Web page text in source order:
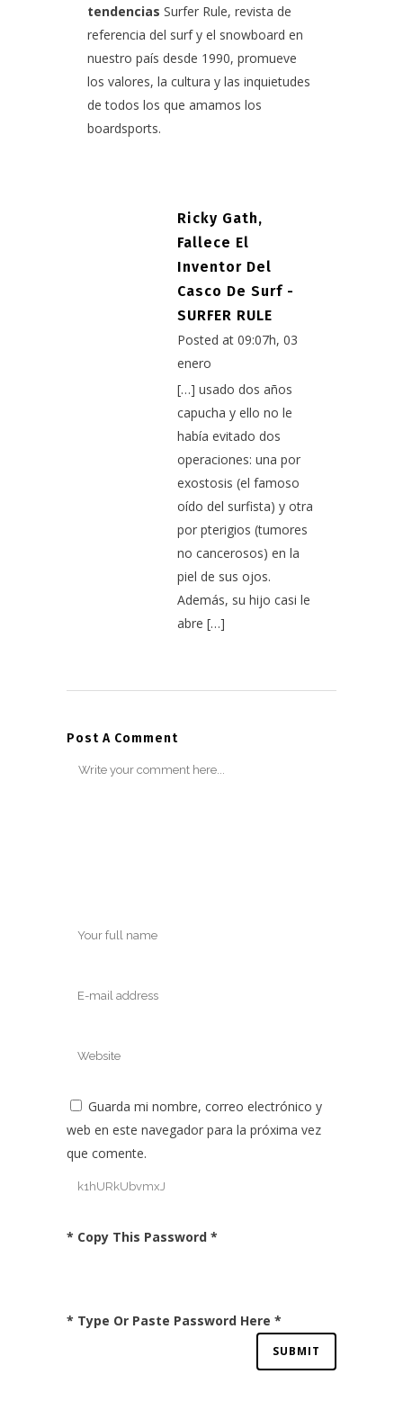
tendencias Surfer Rule, revista de
referencia del surf y el snowboard en
nuestro país desde 1990, promueve
los valores, la cultura y las inquietudes
de todos los que amamos los
boardsports.
Ricky Gath,
Fallece El
Inventor Del
Casco De Surf -
SURFER RULE
Posted at 09:07h, 03
enero
[…] usado dos años
capucha y ello no le
había evitado dos
operaciones: una por
exostosis (el famoso
oído del surfista) y otra
por pterigios (tumores
no cancerosos) en la
piel de sus ojos.
Además, su hijo casi le
abre […]
Post A Comment
Guarda mi nombre, correo electrónico y
web en este navegador para la próxima vez
que comente.
* Copy This Password *
* Type Or Paste Password Here *